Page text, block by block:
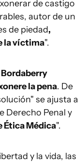
de castigo
autor de un
de piedad,
la víctima".
la pena. De
se ajusta a
Derecho Penal y
Ética Médica".
y la vida, las